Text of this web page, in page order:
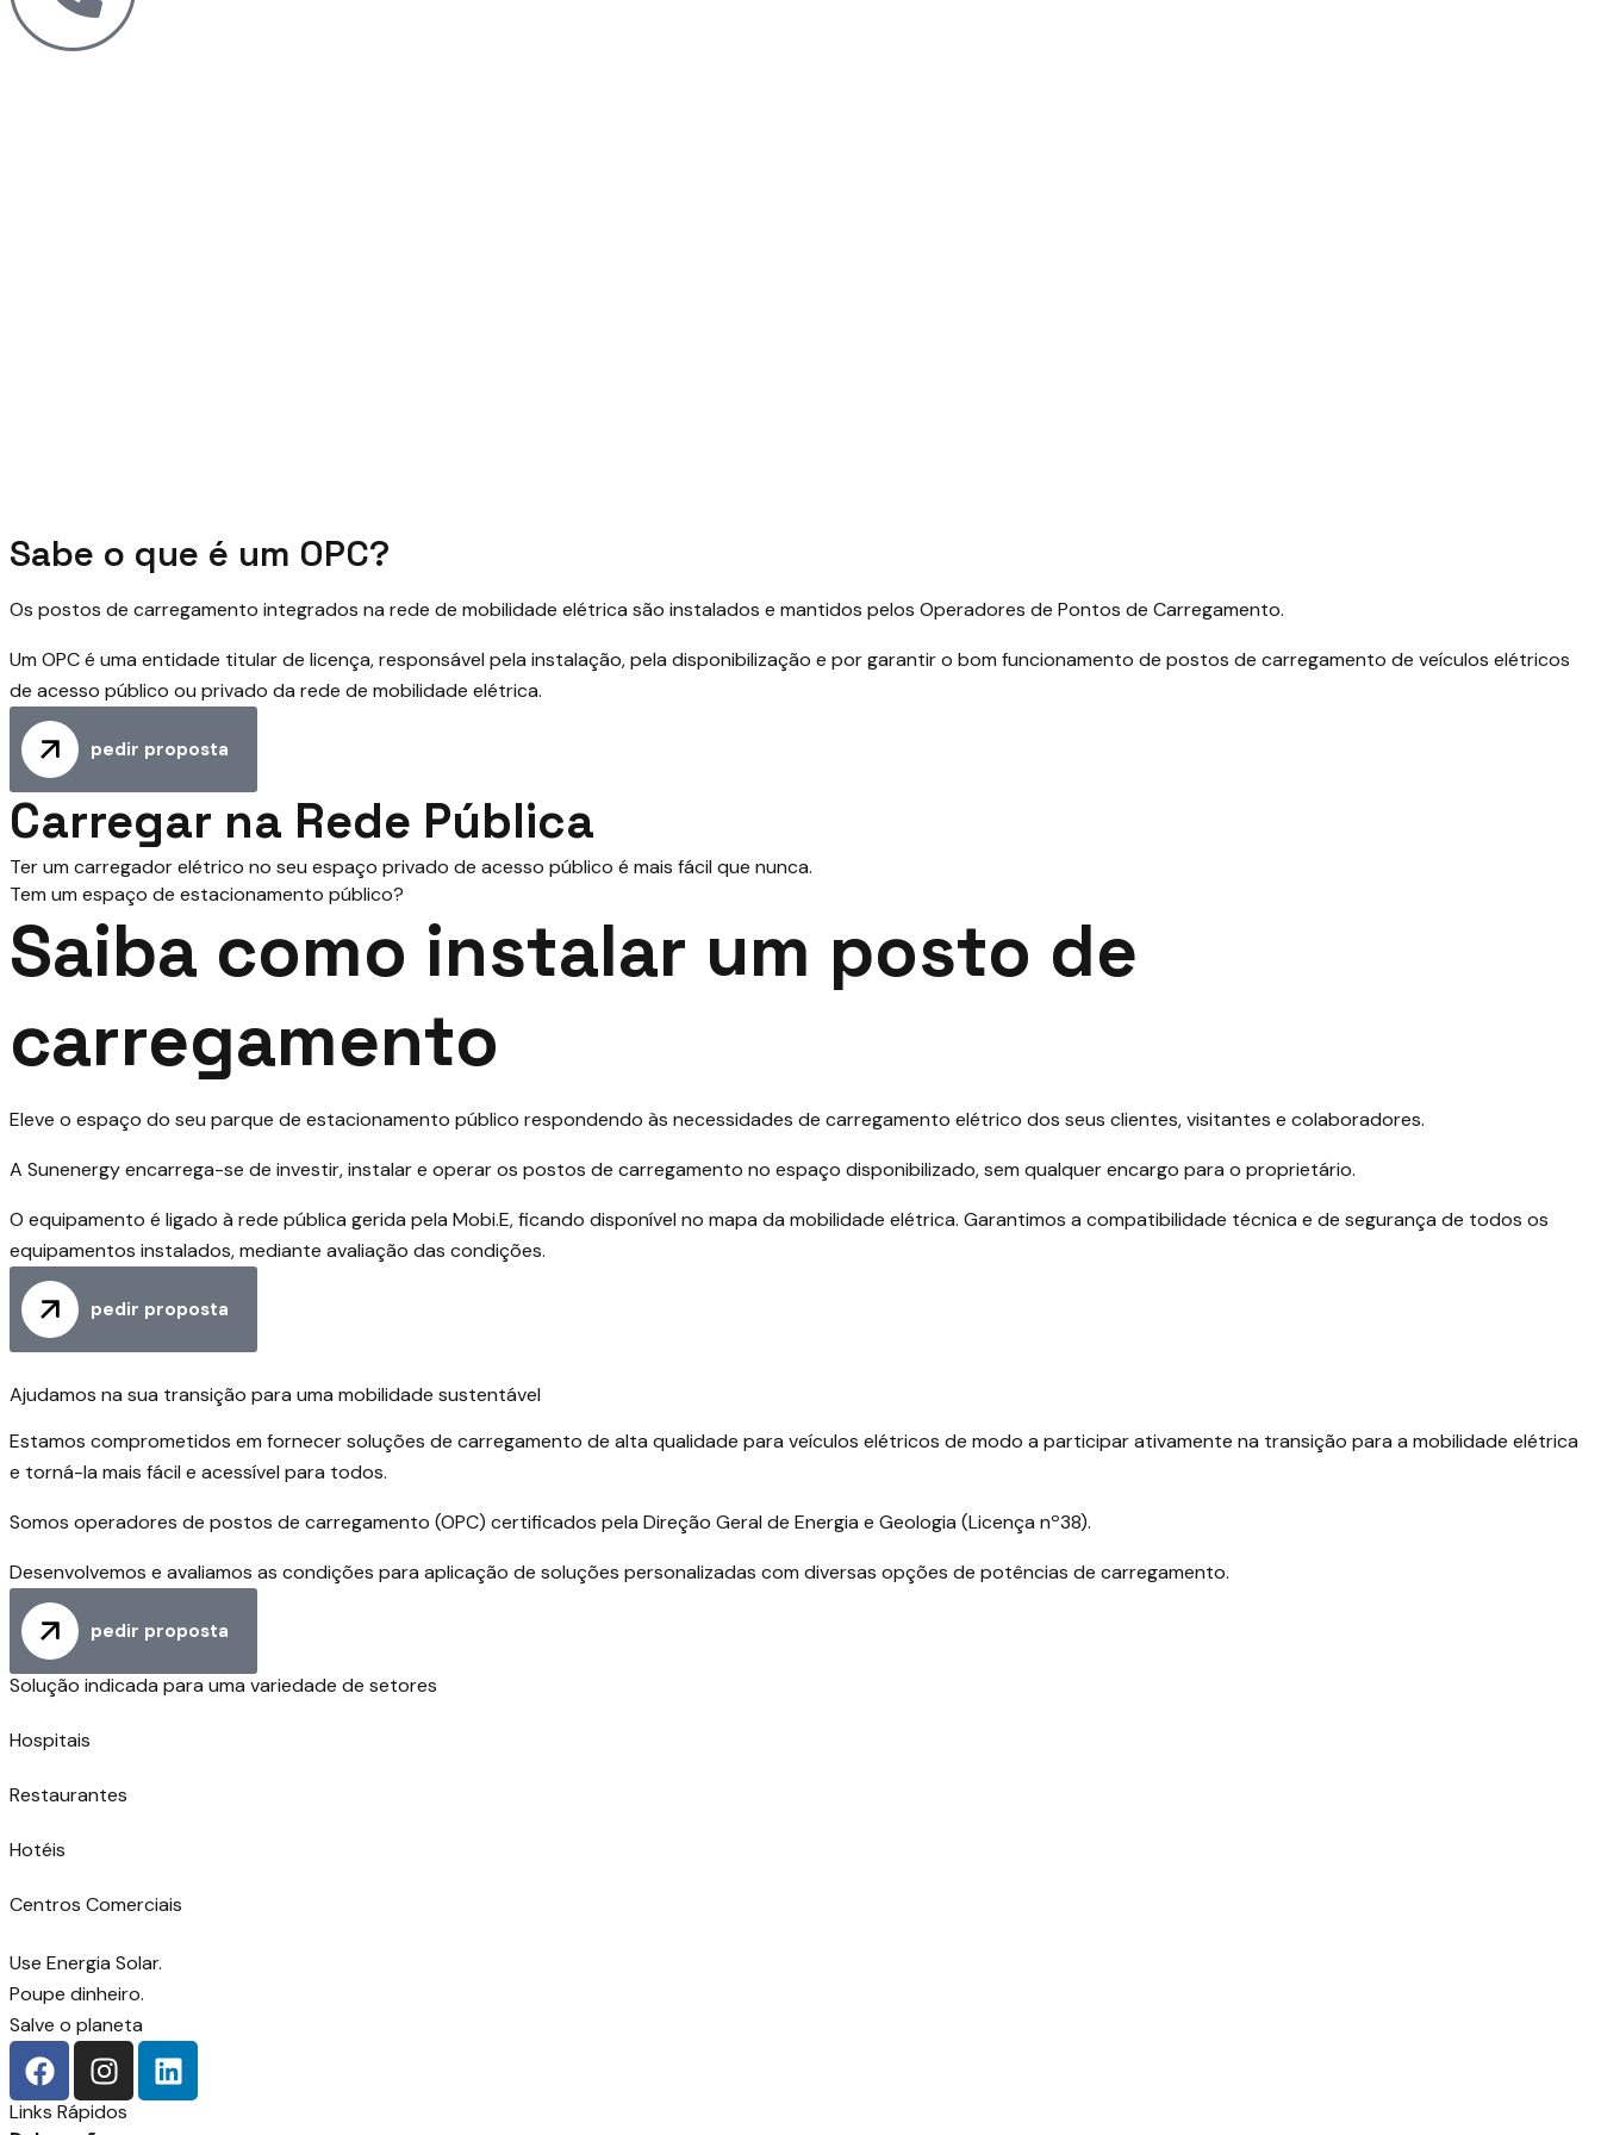
Sabe o que é um OPC?
Os postos de carregamento integrados na rede de mobilidade elétrica são instalados e mantidos pelos Operadores de Pontos de Carregamento.
Um OPC é uma entidade titular de licença, responsável pela instalação, pela disponibilização e por garantir o bom funcionamento de postos de carregamento de veículos elétricos
de acesso público ou privado da rede de mobilidade elétrica.
pedir proposta
Carregar na Rede Pública
Ter um carregador elétrico no seu espaço privado de acesso público é mais fácil que nunca.
Tem um espaço de estacionamento público?
Saiba como instalar um posto de
carregamento
Eleve o espaço do seu parque de estacionamento público respondendo às necessidades de carregamento elétrico dos seus clientes, visitantes e colaboradores.
A Sunenergy encarrega-se de investir, instalar e operar os postos de carregamento no espaço disponibilizado, sem qualquer encargo para o proprietário.
O equipamento é ligado à rede pública gerida pela Mobi.E, ficando disponível no mapa da mobilidade elétrica. Garantimos a compatibilidade técnica e de segurança de todos os
equipamentos instalados, mediante avaliação das condições.
pedir proposta
Ajudamos na sua transição para uma mobilidade sustentável
Estamos comprometidos em fornecer soluções de carregamento de alta qualidade para veículos elétricos de modo a participar ativamente na transição para a mobilidade elétrica
e torná-la mais fácil e acessível para todos.
Somos operadores de postos de carregamento (OPC) certificados pela Direção Geral de Energia e Geologia (Licença nº38).
Desenvolvemos e avaliamos as condições para aplicação de soluções personalizadas com diversas opções de potências de carregamento.
pedir proposta
Solução indicada para uma variedade de setores
Hospitais
Restaurantes
Hotéis
Centros Comerciais
Use Energia Solar.
Poupe dinheiro.
Salve o planeta
Links Rápidos